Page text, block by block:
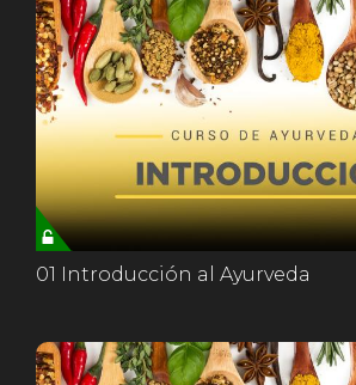
01 Introducción al Ayurveda